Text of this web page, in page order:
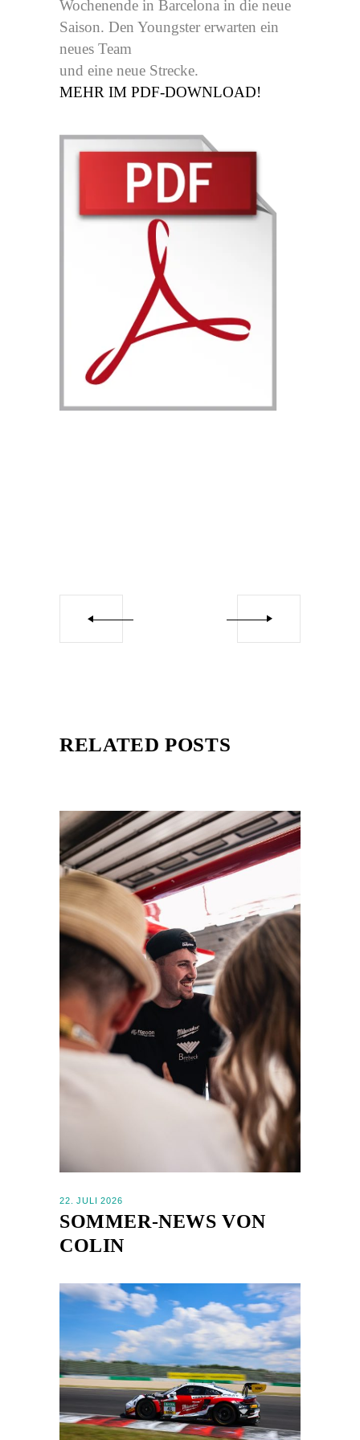
Wochenende in Barcelona in die neue
Saison. Den Youngster erwarten ein
neues Team
und eine neue Strecke.
MEHR IM PDF-DOWNLOAD!
RELATED POSTS
22. JULI 2026
SOMMER-NEWS VON
COLIN